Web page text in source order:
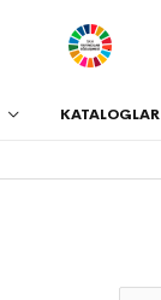
.
KATALOGLAR